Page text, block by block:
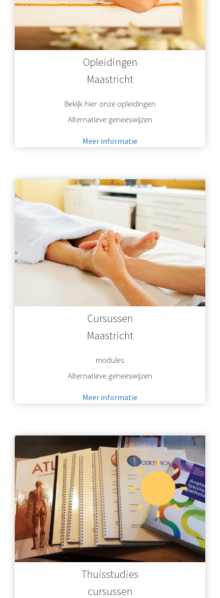
Opleidingen
Maastricht
Bekijk hier onze opleidingen
Alternatieve geneeswijzen
Meer informatie
Cursussen
Maastricht
modules
Alternatieve geneeswijzen
Meer informatie
Thuisstudies
cursussen